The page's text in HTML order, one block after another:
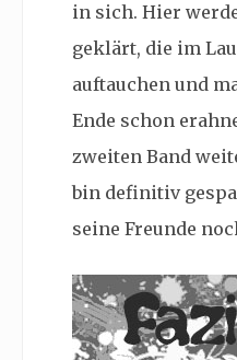
in sich. Hier
geklärt, die im
auftauchen und
Ende schon
zweiten Band
bin definitiv
seine Freunde